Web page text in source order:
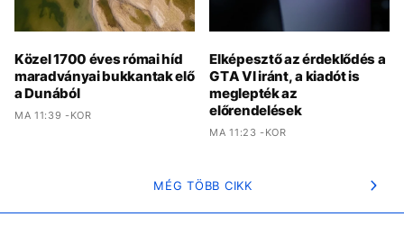
Közel 1700 éves római híd
maradványai bukkantak elő
a Dunából
MA 11:39 -KOR
Elképesztő az érdeklődés a
GTA VI iránt, a kiadót is
meglepték az
előrendelések
MA 11:23 -KOR
MÉG TÖBB CIKK